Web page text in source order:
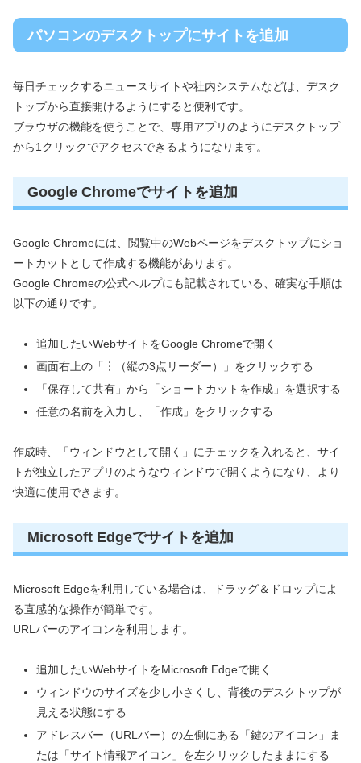
パソコンのデスクトップにサイトを追加
毎日チェックするニュースサイトや社内システムなどは、デスク
トップから直接開けるようにすると便利です。
ブラウザの機能を使うことで、専用アプリのようにデスクトップ
から1クリックでアクセスできるようになります。
Google Chromeでサイトを追加
Google Chromeには、閲覧中のWebページをデスクトップにショ
ートカットとして作成する機能があります。
Google Chromeの公式ヘルプにも記載されている、確実な手順は
以下の通りです。
追加したいWebサイトをGoogle Chromeで開く
画面右上の「︙（縦の3点リーダー）」をクリックする
「保存して共有」から「ショートカットを作成」を選択する
任意の名前を入力し、「作成」をクリックする
作成時、「ウィンドウとして開く」にチェックを入れると、サイ
トが独立したアプリのようなウィンドウで開くようになり、より
快適に使用できます。
Microsoft Edgeでサイトを追加
Microsoft Edgeを利用している場合は、ドラッグ＆ドロップによ
る直感的な操作が簡単です。
URLバーのアイコンを利用します。
追加したいWebサイトをMicrosoft Edgeで開く
ウィンドウのサイズを少し小さくし、背後のデスクトップが
見える状態にする
アドレスバー（URLバー）の左側にある「鍵のアイコン」ま
たは「サイト情報アイコン」を左クリックしたままにする